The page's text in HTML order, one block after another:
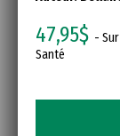
47,95$ -
Santé